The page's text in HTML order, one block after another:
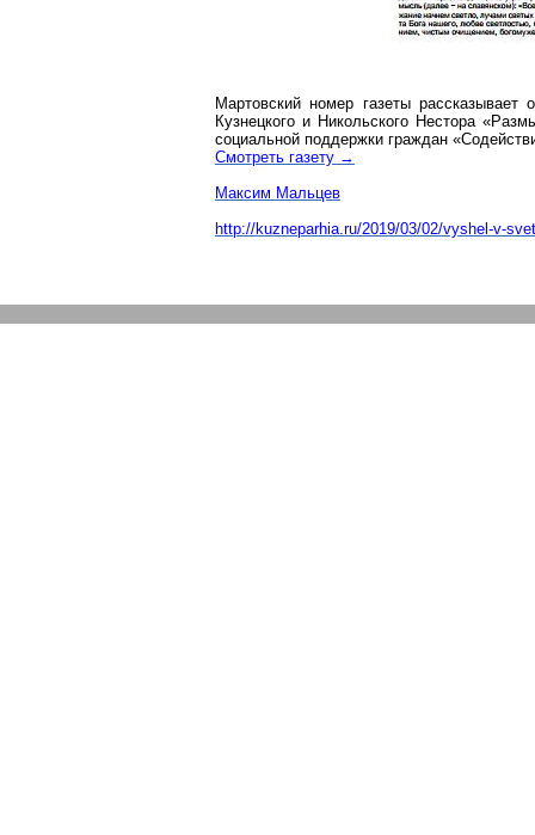
Мартовский номер газеты
Кузнецкого и Никольского Нестора
социальной поддержки граждан
Смотреть газету →
Максим Мальцев
http://kuzneparhia.ru/2019/03/02/vyshel-v-